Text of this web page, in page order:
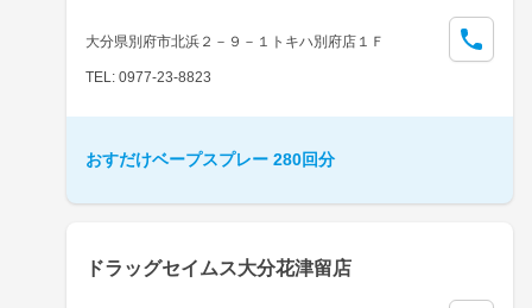
大分県別府市北浜２－９－１トキハ別府店１Ｆ
TEL: 0977-23-8823
おすだけベープスプレー 280回分
ドラッグセイムス大分花津留店